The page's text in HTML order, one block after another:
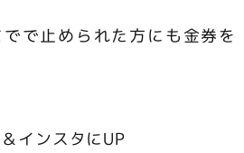
で止められた方にも金券を
インスタにUP